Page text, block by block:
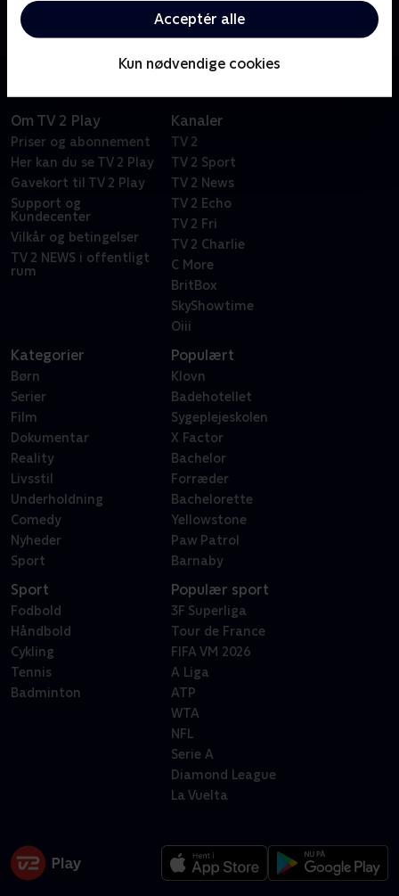
Acceptér alle
Kun nødvendige cookies
kendisser, der er kommet for at spille det ultimative
spil om sandheder og løgne.
Om TV 2 Play
Priser og abonnement
Her kan du se TV 2 Play
Gavekort til TV 2 Play
Support og
Kundecenter
Vilkår og betingelser
TV 2 NEWS i offentligt
rum
Kanaler
TV 2
TV 2 Sport
TV 2 News
TV 2 Echo
TV 2 Fri
TV 2 Charlie
C More
BritBox
SkyShowtime
Oiii
Kategorier
Børn
Serier
Film
Dokumentar
Reality
Livsstil
Underholdning
Comedy
Nyheder
Sport
Populært
Klovn
Badehotellet
Sygeplejeskolen
X Factor
Bachelor
Forræder
Bachelorette
Yellowstone
Paw Patrol
Barnaby
Sport
Fodbold
Håndbold
Cykling
Tennis
Badminton
Populær sport
3F Superliga
Tour de France
FIFA VM 2026
A Liga
ATP
WTA
NFL
Serie A
Diamond League
La Vuelta